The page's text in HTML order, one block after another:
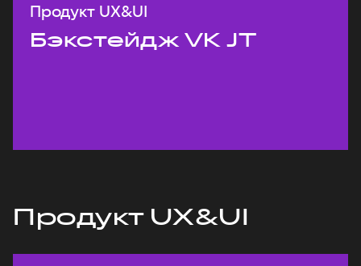
Продукт UX&UI
Бэкстейдж VK JT
Продукт UX&UI